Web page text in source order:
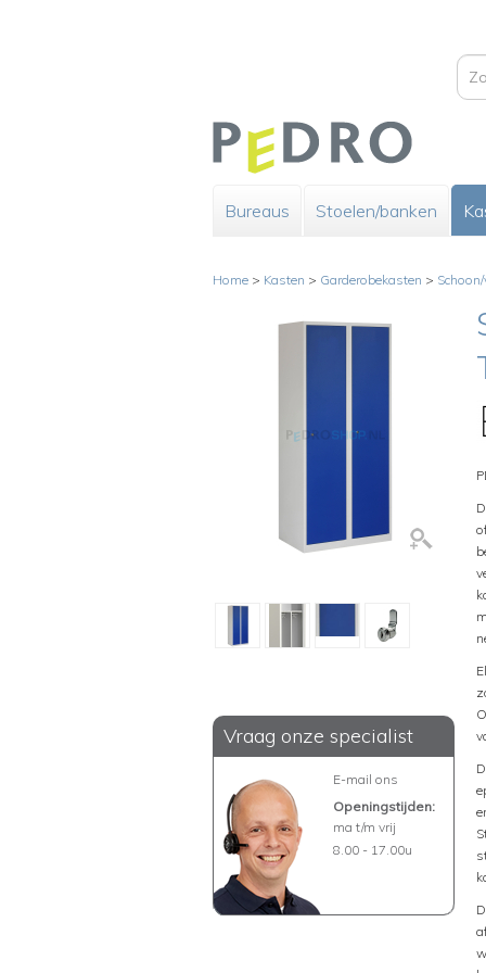
Bureaus Stoelen/banken
Home > Kasten > Garderobekasten >
Vraag onze specialist
E-mail ons
Openingstijden:
ma t/m vrij
8.00 - 17.00u